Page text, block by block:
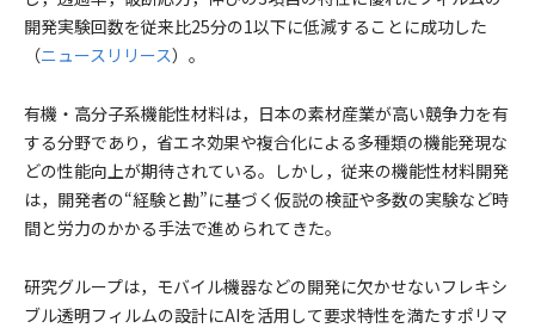
開発実験回数を従来比25分の1以下に低減することに成功した
（ニュースリリース）。
有機・高分子系機能性材料は，日本の素材産業が高い競争力を有
する分野であり，省エネ効果や複合化による多種類の機能発現な
どの性能向上が期待されている。しかし，従来の機能性材料開発
は，開発者の“経験と勘”に基づく仮説の検証や多数の実験など時
間と労力のかかる手法で進められてきた。
研究グループは，モバイル機器などの開発に欠かせないフレキシ
ブル透明フィルムの設計にAIを活用して要求特性を満たすポリマ